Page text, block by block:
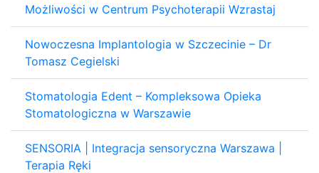
Możliwości w Centrum Psychoterapii Wzrastaj
Nowoczesna Implantologia w Szczecinie – Dr
Tomasz Cegielski
Stomatologia Edent – Kompleksowa Opieka
Stomatologiczna w Warszawie
SENSORIA | Integracja sensoryczna Warszawa |
Terapia Ręki